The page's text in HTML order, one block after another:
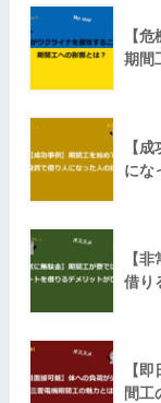
【
期間
【
にな
【
借り
【
間工